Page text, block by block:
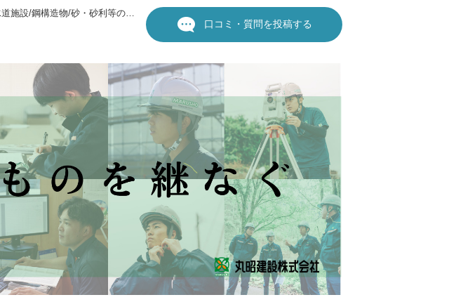
総合建設業 1.土木/建築設計/舗装/とび・土工/しゅんせつ 2.水道施設/鋼構造物/砂・砂利等の採取及び販売 3.運送事業/産業廃棄物収集運搬業 4.生コンクリート製造・販売業 5.アスファルト製造、販売業
口コミ・質問を投稿する